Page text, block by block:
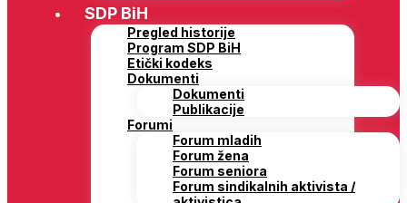
SDP BiH
Pregled historije
Program SDP BiH
Etički kodeks
Dokumenti
Dokumenti
Publikacije
Forumi
Forum mladih
Forum žena
Forum seniora
Forum sindikalnih aktivista /